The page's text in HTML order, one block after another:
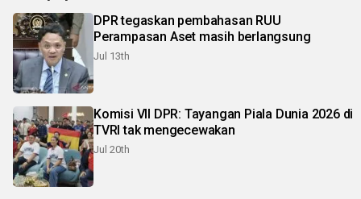
DPR tegaskan pembahasan RUU
Perampasan Aset masih berlangsung
Jul 13th
Komisi VII DPR: Tayangan Piala Dunia 2026 di
TVRI tak mengecewakan
Jul 20th